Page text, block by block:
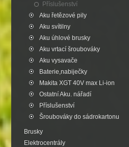
Příslušenství
Aku řetězové pily
Aku svítilny
Aku úhlové brusky
Aku vrtací šroubováky
Aku vysavače
Baterie,nabiječky
Makita XGT 40V max Li-ion
Ostatní Aku. nářadí
Příslušenství
Šroubováky do sádrokartonu
Brusky
Elektrocentrály